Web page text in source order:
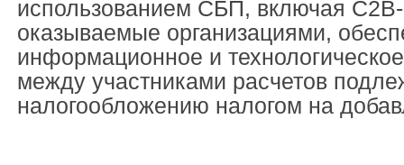
использованием СБП, включая
оказываемые организациями,
информационное и
между участниками расчетов
налогообложению налогом на